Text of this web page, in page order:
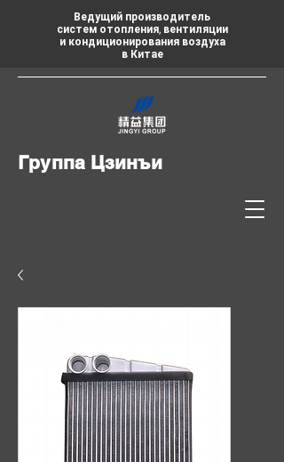
Ведущий производитель
систем отопления, вентиляции
и кондиционирования воздуха
в Китае
Группа Цзинъи